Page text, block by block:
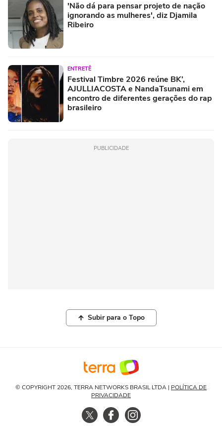
'Não dá para pensar projeto de nação
ignorando as mulheres', diz Djamila
Ribeiro
ENTRETÊ
Festival Timbre 2026 reúne BK’,
AJULLIACOSTA e NandaTsunami em
encontro de diferentes gerações do rap
brasileiro
PUBLICIDADE
Subir para o Topo
© COPYRIGHT 2026, TERRA NETWORKS BRASIL LTDA | POLÍTICA DE
PRIVACIDADE